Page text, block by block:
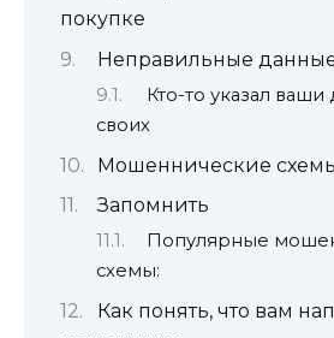
покупке
Неправильные
Кто-то указал
своих
Мошеннические
Запомнить
Популярные
схемы:
Как понять, что вам